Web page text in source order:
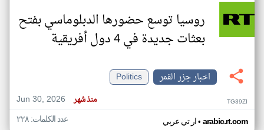
روسيا توسع حضورها الدبلوماسي بفتح
بعثات جديدة في 4 دول أفريقية
اخبار جزر القمر
Politics
Jun 30, 2026
منذ شهر TG39ZI
ار تي عربي• arabic.rt.com عدد الكلمات: ٢٢٨